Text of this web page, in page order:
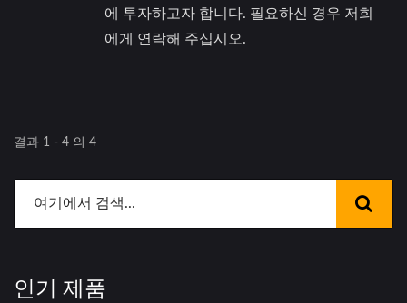
에 투자하고자 합니다. 필요하신 경우 저희
에게 연락해 주십시오.
결과 1 - 4 의 4
인기 제품